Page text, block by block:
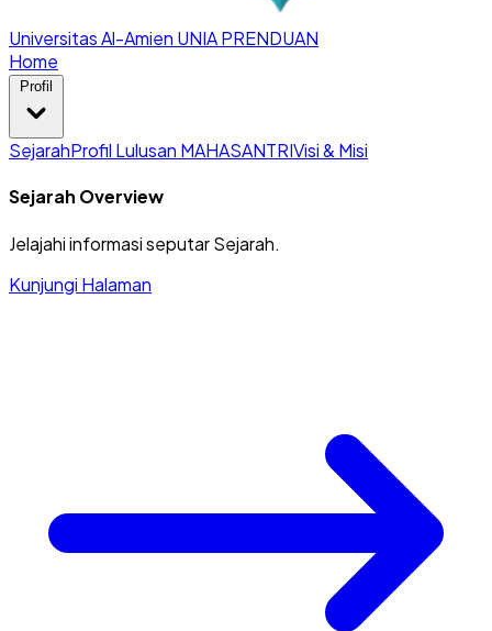
Universitas Al-Amien UNIA PRENDUAN
Home
SejarahProfil Lulusan MAHASANTRIVisi & Misi
Sejarah Overview
Jelajahi informasi seputar Sejarah.
Kunjungi Halaman